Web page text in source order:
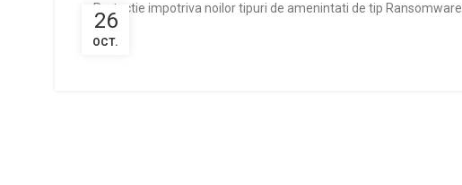
26
OCT.
Protectie impotriva noilor tipuri de amenintati de tip